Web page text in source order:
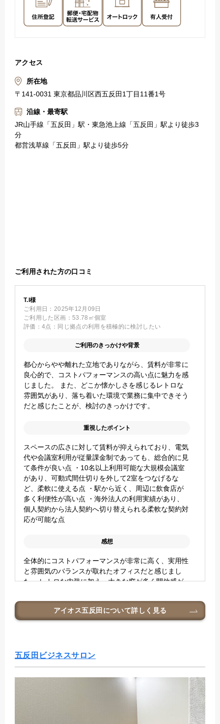
アクセス
所在地
〒141-0031 東京都品川区西五反田1丁目11番1号
沿線・最寄駅
JR山手線「五反田」駅・東急池上線「五反田」駅より徒歩3
分
都営浅草線「五反田」駅より徒歩5分
ご利用された方の口コミ
T.I様
ご利用日： 2025年12月09日
ご利用した区画： 53.78㎡個室
評価：4点：同じ拠点の利用を積極的に検討したい
ご利用のきっかけや背景
都心からやや離れた立地でありながら、賃料が非常に
良心的で、コストパフォーマンスの高い点に魅力を感
じました。 また、どこか懐かしさを感じるレトロな
雰囲気があり、落ち着いた環境で業務に集中できそう
だと感じたことが、検討のきっかけです。
重視したポイント
スペースの広さに対して賃料が抑えられており、電気
代や会議室利用が従量課金制であっても、総合的に見
て条件が良い点 ・10名以上利用可能な大規模会議室
があり、可動式間仕切りを外して2室をつなげるな
ど、柔軟に使える点 ・駅から近く、周辺に飲食店が
多く利便性が高い点 ・海外法人の利用実績があり、
個人契約から法人契約へ切り替えられる柔軟な契約対
応が可能な点
感想
全体的にコストパフォーマンスが非常に高く、実用性
と雰囲気のバランスが取れたオフィスだと感じまし
た。 レトロな内装に加え、大きな窓が多く開放感が
面・立地・価格のいずれも満足度が高く、今後も前向
きに利用を検討したい拠点です。
アイオス五反田 について詳しく見る
五反田ビジネスサロン